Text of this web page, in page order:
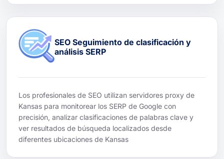
SEO Seguimiento de clasificación y
análisis SERP
Los profesionales de SEO utilizan servidores proxy de
Kansas para monitorear los SERP de Google con
precisión, analizar clasificaciones de palabras clave y
ver resultados de búsqueda localizados desde
diferentes ubicaciones de Kansas